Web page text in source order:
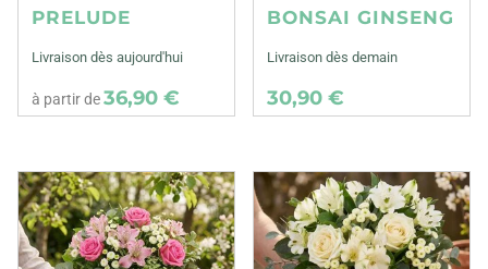
PRELUDE
Livraison dès aujourd'hui
à partir de36,90 €
BONSAI GINSENG
Livraison dès demain
30,90 €